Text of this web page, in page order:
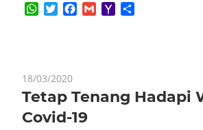
WhatsApp
TwitterFacebook
GmailYahoo
18/03/2020
Tetap Tenang Hadapi
Covid-19